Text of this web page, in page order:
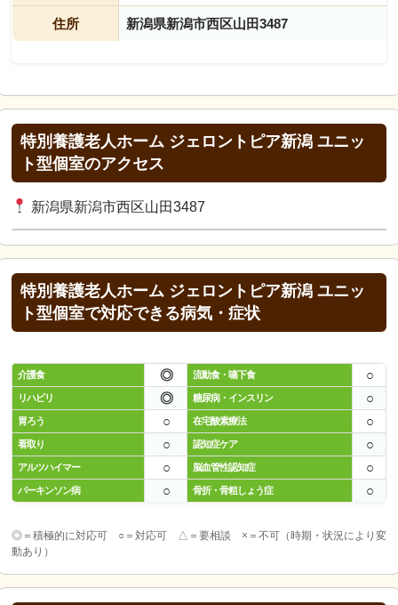
住所 新潟県新潟市西区山田3487
特別養護老人ホーム ジェロントピア新潟 ユニッ
ト型個室のアクセス
新潟県新潟市西区山田3487
特別養護老人ホーム ジェロントピア新潟 ユニッ
ト型個室で対応できる病気・症状
介護食 ◎ 流動食・嚥下食 ○
リハビリ ◎ 糖尿病・インスリン ○
胃ろう ○ 在宅酸素療法 ○
看取り ○ 認知症ケア ○
アルツハイマー ○ 脳血管性認知症 ○
パーキンソン病 ○ 骨折・骨粗しょう症 ○
◎＝積極的に対応可 ○＝対応可 △＝要相談 ×＝不可（時期・状況により変
動あり）